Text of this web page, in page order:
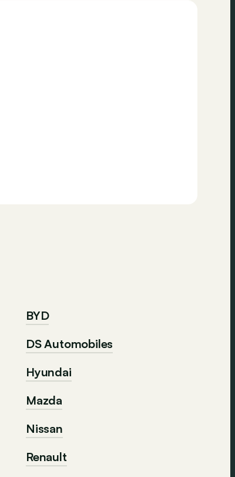
BYD
DS Automobiles
Hyundai
Mazda
Nissan
Renault